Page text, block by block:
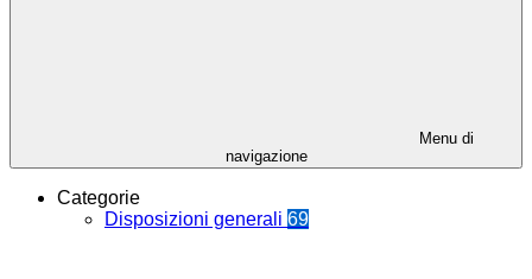
Menu di
navigazione
Categorie
Disposizioni generali 69